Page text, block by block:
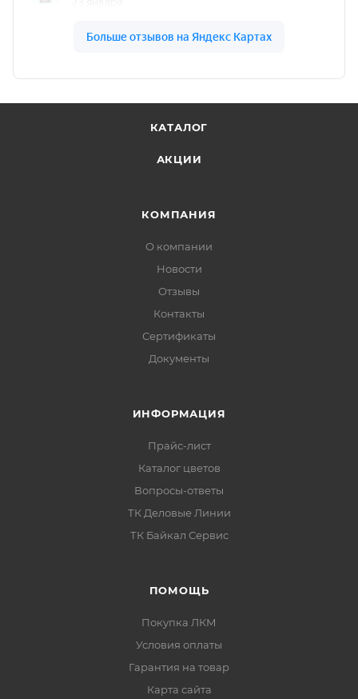
КАТАЛОГ
АКЦИИ
КОМПАНИЯ
О компании
Новости
Отзывы
Контакты
Сертификаты
Документы
ИНФОРМАЦИЯ
Прайс-лист
Каталог цветов
Вопросы-ответы
ТК Деловые Линии
ТК Байкал Сервис
ПОМОЩЬ
Покупка ЛКМ
Условия оплаты
Гарантия на товар
Карта сайта